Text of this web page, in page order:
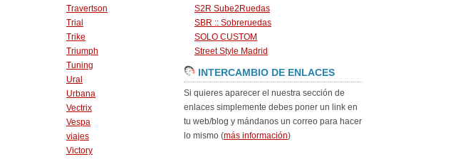
Travertson
Trial
Trike
Triumph
Tuning
Ural
Urbana
Vectrix
Vespa
viajes
Victory
S2R Sube2Ruedas
SBR :: Sobreruedas
SOLO CUSTOM
Street Style Madrid
INTERCAMBIO DE ENLACES
Si quieres aparecer el nuestra sección de
enlaces simplemente debes poner un link en
tu web/blog y mándanos un correo para hacer
lo mismo (más información)